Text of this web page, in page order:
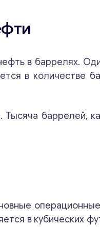
в баррелях.
в количестве
баррелей,
в кубических